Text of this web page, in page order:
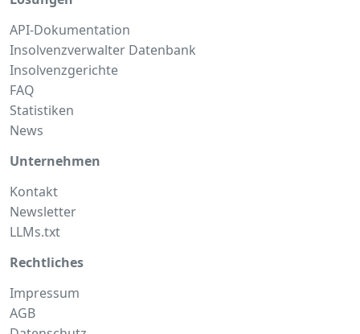
API-Dokumentation
Insolvenzverwalter Datenbank
Insolvenzgerichte
FAQ
Statistiken
News
Unternehmen
Kontakt
Newsletter
LLMs.txt
Rechtliches
Impressum
AGB